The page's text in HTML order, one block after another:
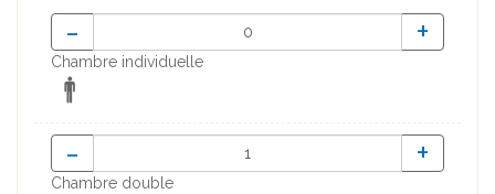
- +
Chambre individuelle
- +
Chambre double